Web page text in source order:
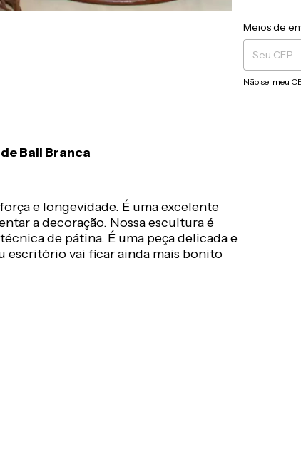
Entregas para
Meios de
Não sei meu
Bali Branca
e longevidade. É uma excelente
a decoração. Nossa escultura é
de pátina. É uma peça delicada e
escritório vai ficar ainda mais bonito